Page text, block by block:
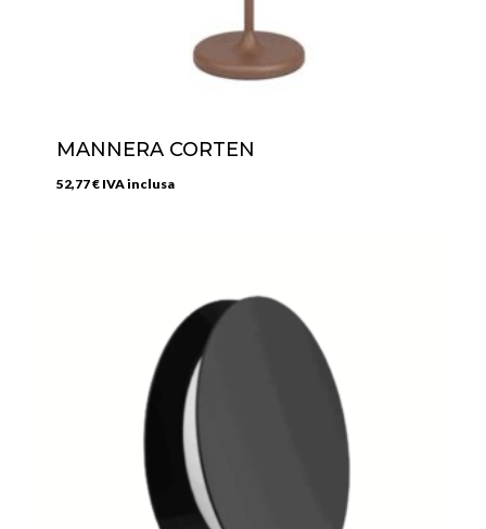
MANNERA CORTEN
52,77€ IVA inclusa